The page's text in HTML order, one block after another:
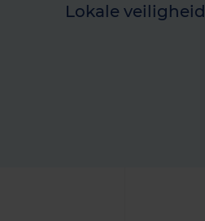
Lokale veiligheid